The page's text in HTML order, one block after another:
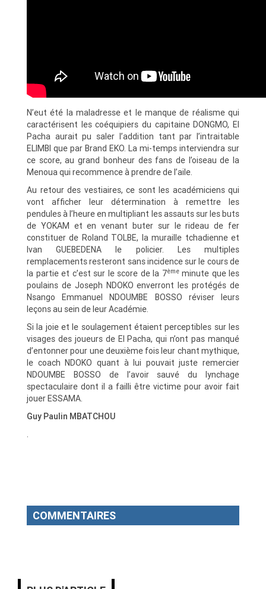
N’eut été la maladresse et le manque de réalisme qui
caractérisent les coéquipiers du capitaine DONGMO, El
Pacha aurait pu saler l’addition tant par l’intraitable
ELIMBI que par Brand EKO. La mi-temps interviendra sur
ce score, au grand bonheur des fans de l’oiseau de la
Menoua qui recommence à prendre de l’aile.
Au retour des vestiaires, ce sont les académiciens qui
vont afficher leur détermination à remettre les
pendules à l’heure en multipliant les assauts sur les buts
de YOKAM et en venant buter sur le rideau de fer
constituer de Roland TOLBE, la muraille tchadienne et
Ivan GUEBEDENA le policier. Les multiples
remplacements resteront sans incidence sur le cours de
la partie et c’est sur le score de la 7èmeminute que les
poulains de Joseph NDOKO enverront les protégés de
Nsango Emmanuel NDOUMBE BOSSO réviser leurs
leçons au sein de leur Académie.
Si la joie et le soulagement étaient perceptibles sur les
visages des joueurs de El Pacha, qui n’ont pas manqué
d’entonner pour une deuxième fois leur chant mythique,
le coach NDOKO quant à lui pouvait juste remercier
NDOUMBE BOSSO de l’avoir sauvé du lynchage
spectaculaire dont il a failli être victime pour avoir fait
jouer ESSAMA.
Guy Paulin MBATCHOU
.
COMMENTAIRES